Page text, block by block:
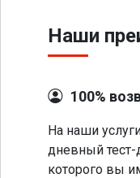
Наши
100%
На наши
дневный тест-
которого вы